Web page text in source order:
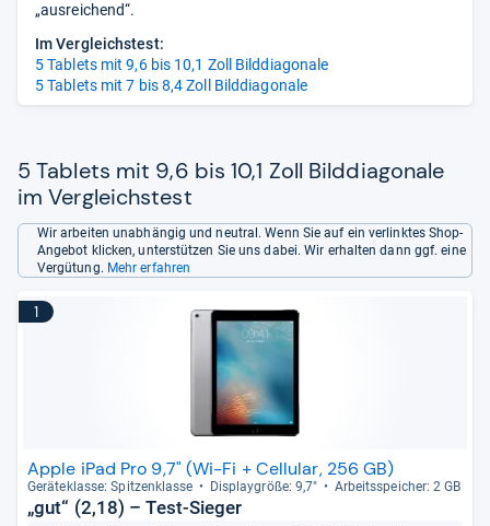
„ausreichend“.
Im Vergleichstest:
5 Tablets mit 9,6 bis 10,1 Zoll Bilddiagonale
5 Tablets mit 7 bis 8,4 Zoll Bilddiagonale
5 Tablets mit 9,6 bis 10,1 Zoll Bilddiagonale
im Vergleichstest
Wir arbeiten unabhängig und neutral. Wenn Sie auf ein verlinktes Shop-
Angebot klicken, unterstützen Sie uns dabei. Wir erhalten dann ggf. eine
Vergütung. Mehr erfahren
1
Apple iPad Pro 9,7" (Wi-Fi + Cellular, 256 GB)
Gerä­te­klasse: Spit­zen­klasse Dis­play­größe: 9,7" Arbeitsspei­cher: 2 GB
„gut“ (2,18) – Test-Sieger